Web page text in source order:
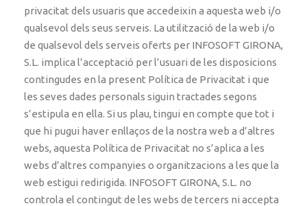
privacitat dels usuaris que accedeixin a aquesta web i/o
qualsevol dels seus serveis. La utilització de la web i/o
de qualsevol dels serveis oferts per INFOSOFT GIRONA,
S.L. implica l’acceptació per l’usuari de les disposicions
contingudes en la present Política de Privacitat i que
les seves dades personals siguin tractades segons
s’estipula en ella. Si us plau, tingui en compte que tot i
que hi pugui haver enllaços de la nostra web a d’altres
webs, aquesta Política de Privacitat no s’aplica a les
webs d’altres companyies o organitzacions a les que la
web estigui redirigida. INFOSOFT GIRONA, S.L. no
controla el contingut de les webs de tercers ni accepta